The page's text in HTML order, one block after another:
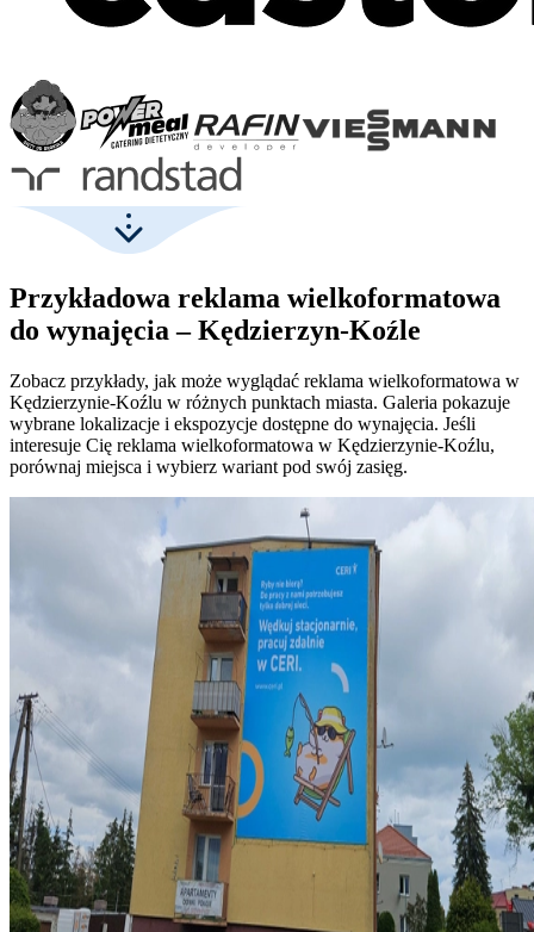
Przykładowa reklama wielkoformatowa
do wynajęcia – Kędzierzyn-Koźle
Zobacz przykłady, jak może wyglądać reklama wielkoformatowa w
Kędzierzynie-Koźlu w różnych punktach miasta. Galeria pokazuje
wybrane lokalizacje i ekspozycje dostępne do wynajęcia. Jeśli
interesuje Cię reklama wielkoformatowa w Kędzierzynie-Koźlu,
porównaj miejsca i wybierz wariant pod swój zasięg.